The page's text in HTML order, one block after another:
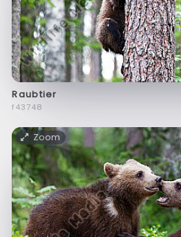
Raubtier
f43748
Zoom